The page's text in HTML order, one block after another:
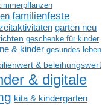
familienfeste
garten neu
geschenke für kinder
& kinder gesundes leben
& beleihungswert
& digitale
kita & kindergarten